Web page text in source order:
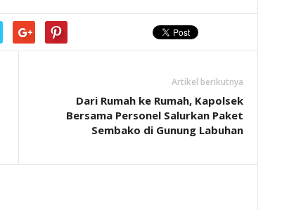
Artikel berikutnya
Dari Rumah ke Rumah, Kapolsek
Bersama Personel Salurkan Paket
Sembako di Gunung Labuhan